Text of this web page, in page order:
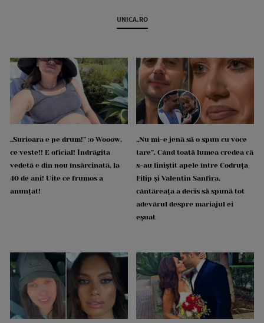
UNICA.RO
„Surioara e pe drum!” :o Wooow,
ce veste!! E oficial! Îndrăgita
vedetă e din nou însărcinată, la
40 de ani! Uite ce frumos a
anunțat!
„Nu mi-e jenă să o spun cu voce
tare”. Când toată lumea credea că
s-au liniștit apele între Codruța
Filip și Valentin Sanfira,
cântăreața a decis să spună tot
adevărul despre mariajul ei
eșuat